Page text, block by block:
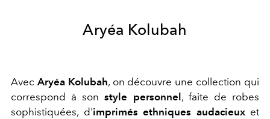
Aryéa Kolubah
Avec Aryéa Kolubah, on découvre une collection qui
correspond à sonstyle personnel , faite de robes
sophistiquées, d'imprimés ethniques audacieuxet